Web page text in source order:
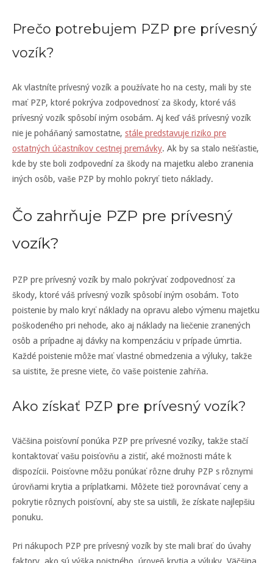
Prečo potrebujem PZP pre prívesný
vozík?
Ak vlastníte prívesný vozík a používate ho na cesty, mali by ste
mať PZP, ktoré pokrýva zodpovednosť za škody, ktoré váš
prívesný vozík spôsobí iným osobám. Aj keď váš prívesný vozík
nie je poháňaný samostatne, stále predstavuje riziko pre
ostatných účastníkov cestnej premávky. Ak by sa stalo nešťastie,
kde by ste boli zodpovední za škody na majetku alebo zranenia
iných osôb, vaše PZP by mohlo pokryť tieto náklady.
Čo zahrňuje PZP pre prívesný
vozík?
PZP pre prívesný vozík by malo pokrývať zodpovednosť za
škody, ktoré váš prívesný vozík spôsobí iným osobám. Toto
poistenie by malo kryť náklady na opravu alebo výmenu majetku
poškodeného pri nehode, ako aj náklady na liečenie zranených
osôb a prípadne aj dávky na kompenzáciu v prípade úmrtia.
Každé poistenie môže mať vlastné obmedzenia a výluky, takže
sa uistite, že presne viete, čo vaše poistenie zahŕňa.
Ako získať PZP pre prívesný vozík?
Väčšina poisťovní ponúka PZP pre prívesné vozíky, takže stačí
kontaktovať vašu poisťovňu a zistiť, aké možnosti máte k
dispozícii. Poisťovne môžu ponúkať rôzne druhy PZP s rôznymi
úrovňami krytia a príplatkami. Môžete tiež porovnávať ceny a
pokrytie rôznych poisťovní, aby ste sa uistili, že získate najlepšiu
ponuku.
Pri nákupoch PZP pre prívesný vozík by ste mali brať do úvahy